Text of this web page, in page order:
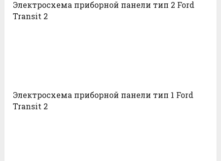
Электросхема приборной панели тип 2 Ford
Transit 2
Электросхема приборной панели тип 1 Ford
Transit 2